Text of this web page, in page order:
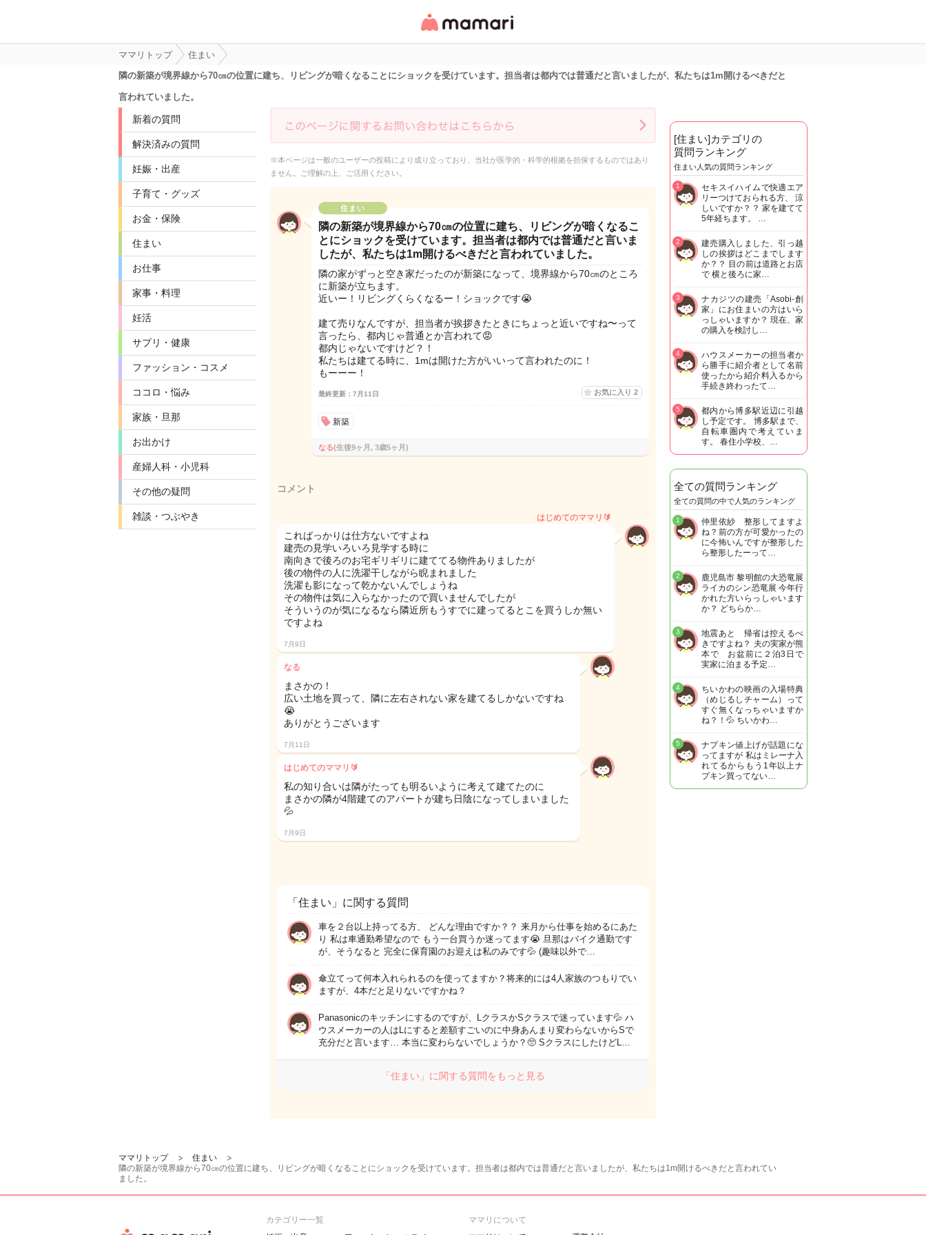
リ・情報サイト
ママリトップ
住まい
隣の新築が境界線から70㎝の位置に建ち、リビングが暗くなることにショックを受けています。担当者は都内では普通だと言いましたが、私たちは1m開けるべきだと
言われていました。
新着の質問
解決済みの質問
妊娠・出産
子育て・グッズ
お金・保険
住まい
お仕事
家事・料理
妊活
サプリ・健康
ファッション・コスメ
ココロ・悩み
家族・旦那
お出かけ
産婦人科・小児科
その他の疑問
雑談・つぶやき
※本ページは一般のユーザーの投稿により成り立っており、当社が医学的・科学的根拠を担保するものではあり
ません。ご理解の上、ご活用ください。
住まい
隣の新築が境界線から70㎝の位置に建ち、リビングが暗くなるこ
とにショックを受けています。担当者は都内では普通だと言いま
したが、私たちは1m開けるべきだと言われていました。
隣の家がずっと空き家だったのが新築になって、境界線から70㎝のところ
に新築が立ちます。
近いー！リビングくらくなるー！ショックです😭
建て売りなんですが、担当者が挨拶きたときにちょっと近いですね〜って
言ったら、都内じゃ普通とか言われて😡
都内じゃないですけど？！
私たちは建てる時に、1mは開けた方がいいって言われたのに！
もーーー！
最終更新：7月11日 お気に入り 2
新築
なる(生後9ヶ月, 3歳5ヶ月)
コメント
はじめてのママリ🔰
こればっかりは仕方ないですよね
建売の見学いろいろ見学する時に
南向きで後ろのお宅ギリギリに建ててる物件ありましたが
後の物件の人に洗濯干しながら睨まれました
洗濯も影になって乾かないんでしょうね
その物件は気に入らなかったので買いませんでしたが
そういうのが気になるなら隣近所もうすでに建ってるとこを買うしか無い
ですよね
7月9日
なる
まさかの！
広い土地を買って、隣に左右されない家を建てるしかないですね
😭
ありがとうございます
7月11日
はじめてのママリ🔰
私の知り合いは隣がたっても明るいように考えて建てたのに
まさかの隣が4階建てのアパートが建ち日陰になってしまいました
💦
7月9日
「住まい」に関する質問
車を２台以上持ってる方、 どんな理由ですか？？ 来月から仕事を始めるにあた
り 私は車通勤希望なので もう一台買うか迷ってます😭 旦那はバイク通勤です
が、そうなると 完全に保育園のお迎えは私のみです💦 (趣味以外で…
傘立てって何本入れられるのを使ってますか？将来的には4人家族のつもりでい
ますが、4本だと足りないですかね？
Panasonicのキッチンにするのですが、LクラスかSクラスで迷っています💦 ハ
ウスメーカーの人はLにすると差額すごいのに中身あんまり変わらないからSで
充分だと言います… 本当に変わらないでしょうか？🥺 SクラスにしたけどL…
「住まい」に関する質問をもっと見る
[住まい]カテゴリの
質問ランキング
住まい人気の質問ランキング
セキスイハイムで快適エア
リーつけておられる方、 涼
しいですか？？ 家を建てて
5年経ちます。 …
1
建売購入しました、引っ越
しの挨拶はどこまでします
か？？ 目の前は道路とお店
で 横と後ろに家…
2
ナカジツの建売「Asobi-創
家」にお住まいの方はいら
っしゃいますか？ 現在、家
の購入を検討し…
3
ハウスメーカーの担当者か
ら勝手に紹介者として名前
使ったから紹介料入るから
手続き終わったて…
4
都内から博多駅近辺に引越
し予定です。 博多駅まで、
自転車圏内で考えていま
す。 春住小学校、…
5
全ての質問ランキング
全ての質問の中で人気のランキング
仲里依紗 整形してますよ
ね？前の方が可愛かったの
に今怖いんですが整形した
ら整形したーって…
1
鹿児島市 黎明館の大恐竜展
ライカのシン恐竜展 今年行
かれた方いらっしゃいます
か？ どちらか…
2
地震あと 帰省は控えるべ
きですよね？ 夫の実家が熊
本で お盆前に２泊3日で
実家に泊まる予定…
3
ちいかわの映画の入場特典
（めじるしチャーム）って
すぐ無くなっちゃいますか
ね？！💦 ちいかわ…
4
ナプキン値上げが話題にな
ってますが 私はミレーナ入
れてるからもう1年以上ナ
プキン買ってない…
5
ママリトップ
住まい
隣の新築が境界線から70㎝の位置に建ち、リビングが暗くなることにショックを受けています。担当者は都内では普通だと言いましたが、私たちは1m開けるべきだと言われてい
ました。
カテゴリー一覧
ママリについて